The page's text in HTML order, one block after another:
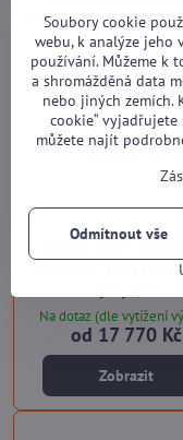
Kovová branka
Standard+ SP24
Na dotaz (dle vytížení
od 17 770 Kč
Zobrazit
Soubory cookie
webu, k analýze jeho
používání. Můžeme k
a shromážděná data
nebo jiných zemích.
cookie“
můžete najít
Odmítnout vše